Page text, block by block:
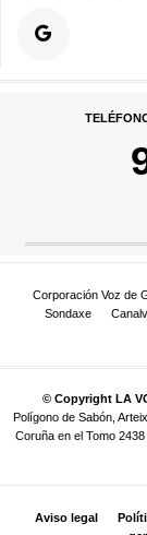
Corporación Voz de
Sondaxe
© Copyright LA
Polígono de Sabón,
Coruña en el Tomo
Aviso legal